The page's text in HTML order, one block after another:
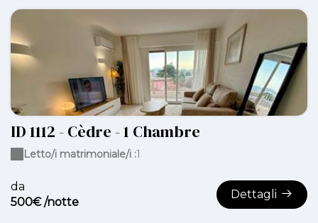
ID 1112 - Cèdre - 1 Chambre
da
500€ /notte
Dettagli
Letto/i matrimoniale/i :1